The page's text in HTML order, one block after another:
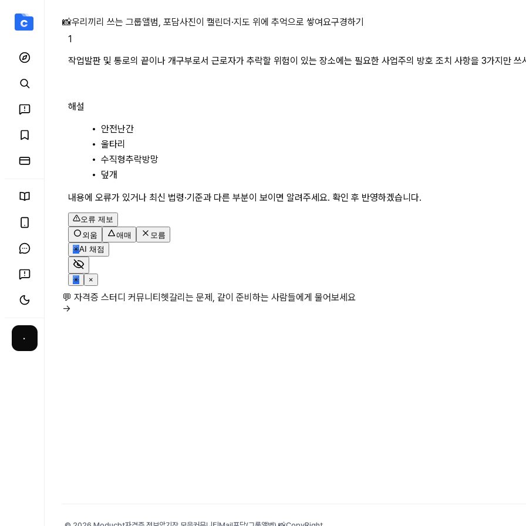
·
작업발판 및 통로의 끝이나 개구부로서 근로자가 추락할 위험이
📸우리끼리 쓰는 그룹앨범, 포담사진이 캘린더·지도 위에 추억으로 쌓여요구경하기
1
작업발판 및 통로의 끝이나 개구부로서 근로자가 추락할 위험이 있는 장소에는 필요한 사업주의 방호 조치 사항을 3가지만 쓰
해설
안전난간
울타리
수직형추락방망
덮개
내용에 오류가 있거나 최신 법령·기준과 다른 부분이 보이면 알려주세요. 확인 후 반영하겠습니다.
오류 제보
외움
애매
모름
✳AI 채점
✳ ×
💬 자격증 스터디 커뮤니티헷갈리는 문제, 같이 준비하는 사람들에게 물어보세요
→